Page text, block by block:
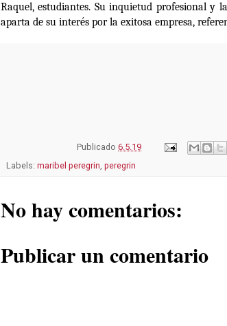
Raquel, estudiantes. Su inquietud profesional y
aparta de su interés por la exitosa empresa,
Publicado 6.5.19
Labels: maribel peregrin peregrin
No hay comentarios:
Publicar un comentario